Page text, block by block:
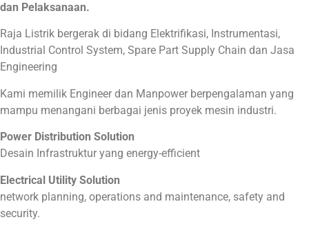
dan Pelaksanaan.
Raja Listrik bergerak di bidang Elektrifikasi, Instrumentasi,
Industrial Control System, Spare Part Supply Chain dan Jasa
Engineering
Kami memilik Engineer dan Manpower berpengalaman yang
mampu menangani berbagai jenis proyek mesin industri.
Power Distribution Solution
Desain Infrastruktur yang energy-efficient
Electrical Utility Solution
network planning, operations and maintenance, safety and
security.